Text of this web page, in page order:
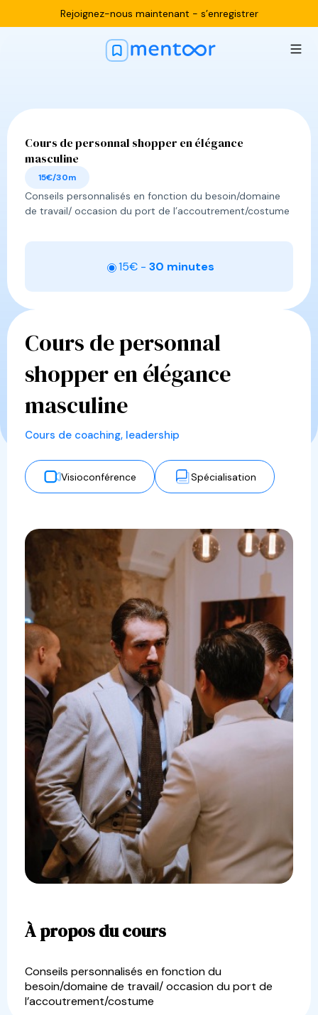
Rejoignez-nous maintenant - s’enregistrer
Cours de personnal
shopper en élégance
masculine
Cours de coaching, leadership
Visioconférence Spécialisation
À propos du cours
Conseils personnalisés en fonction du
besoin/domaine de travail/ occasion du port de
l’accoutrement/costume
Valentin
Cours de personnal shopper en élégance
masculine
15€/30m
Conseils personnalisés en fonction du besoin/domaine
de travail/ occasion du port de l’accoutrement/costume
15€ - 30 minutes